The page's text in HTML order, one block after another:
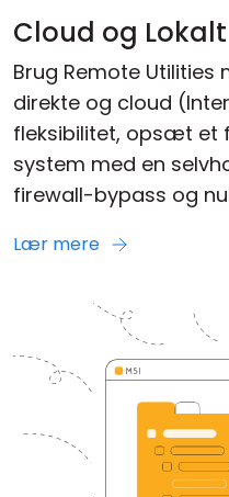
Cloud og Lokalt
Brug Remote
direkte og cloud
fleksibilitet, opsæt
system med en
firewall-bypass og
Lær mere